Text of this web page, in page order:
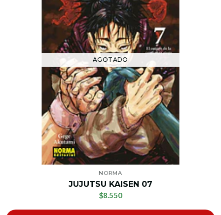
AGOTADO
NORMA
JUJUTSU KAISEN 07
$8.550